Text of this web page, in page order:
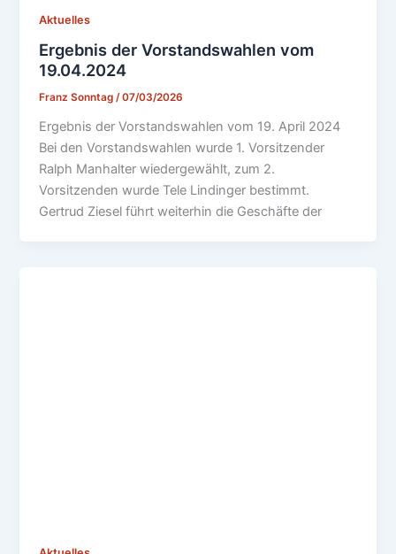
Aktuelles
Ergebnis der Vorstandswahlen vom
19.04.2024
Franz Sonntag/07/03/2026
Ergebnis der Vorstandswahlen vom 19. April 2024
Bei den Vorstandswahlen wurde 1. Vorsitzender
Ralph Manhalter wiedergewählt, zum 2.
Vorsitzenden wurde Tele Lindinger bestimmt.
Gertrud Ziesel führt weiterhin die Geschäfte der